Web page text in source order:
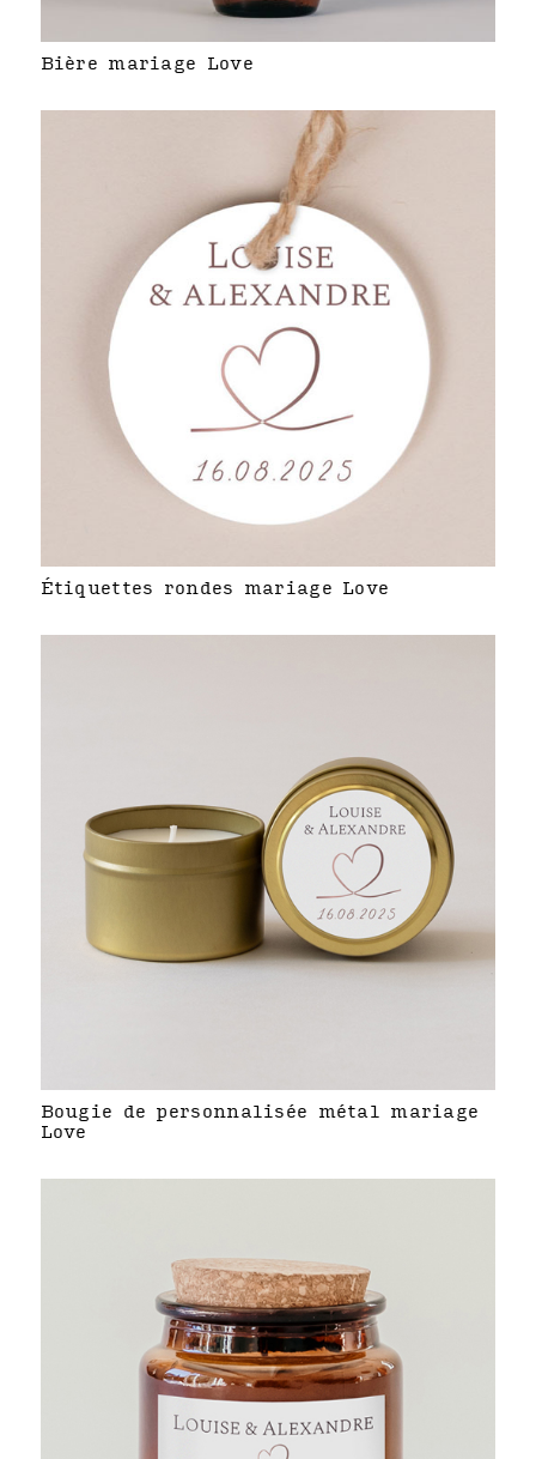
Bière mariage Love
Étiquettes rondes mariage Love
Bougie de personnalisée métal mariage
Love